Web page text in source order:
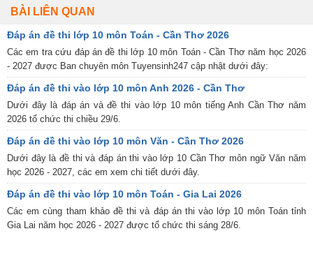
BÀI LIÊN QUAN
Đáp án đề thi lớp 10 môn Toán - Cần Thơ 2026
Các em tra cứu đáp án đề thi lớp 10 môn Toán - Cần Thơ năm học 2026
- 2027 được Ban chuyên môn Tuyensinh247 cập nhật dưới đây:
Đáp án đề thi vào lớp 10 môn Anh 2026 - Cần Thơ
Dưới đây là đáp án và đề thi vào lớp 10 môn tiếng Anh Cần Thơ năm
2026 tổ chức thi chiều 29/6.
Đáp án đề thi vào lớp 10 môn Văn - Cần Thơ 2026
Dưới đây là đề thi và đáp án thi vào lớp 10 Cần Thơ môn ngữ Văn năm
học 2026 - 2027, các em xem chi tiết dưới đây.
Đáp án đề thi vào lớp 10 môn Toán - Gia Lai 2026
Các em cùng tham khảo đề thi và đáp án thi vào lớp 10 môn Toán tỉnh
Gia Lai năm học 2026 - 2027 được tổ chức thi sáng 28/6.